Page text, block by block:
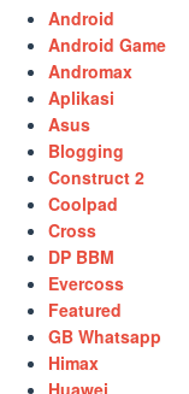
Android
Android Game
Andromax
Aplikasi
Asus
Blogging
Construct 2
Coolpad
Cross
DP BBM
Evercoss
Featured
GB Whatsapp
Himax